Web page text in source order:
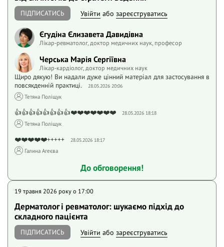
ПІДПИСАТИСЬ Увійти або зареєструватись
Єгудіна Єлизавета Давидівна
Лікар-ревматолог, доктор медичних наук, професор
Черська Марія Сергіївна
Лікар-кардіолог, доктор медичних наук
Щиро дякую! Ви надали дуже цінний матеріал для застосування в
повсякденній практиці.
28.05.2026 20:06
Тетяна Поліщук
👍👍👍👍👍👍👍👍❤️❤️❤️❤️❤️❤️❤️ 28.05.2026 18:18
Тетяна Поліщук
❤️❤️❤️❤️❤️+++++ 28.05.2026 18:17
Галина Агеєва
До обговорення!
19 травня 2026 року o 17:00
Дерматолог і ревматолог: шукаємо підхід до
складного пацієнта
ПІДПИСАТИСЬ Увійти або зареєструватись